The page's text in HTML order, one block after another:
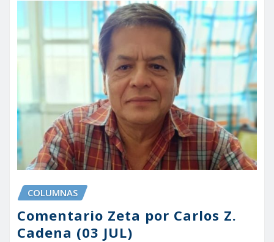
COLUMNAS
Comentario Zeta por Carlos Z.
Cadena (03 JUL)